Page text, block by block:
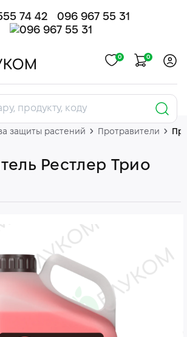
74 42 096 967 55 31
0 0
защиты растений Протравители
Рестлер Трио